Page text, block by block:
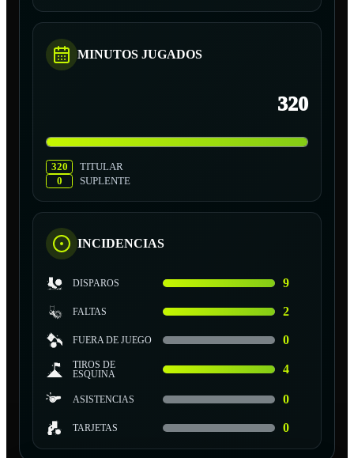
MINUTOS JUGADOS
320
320
TITULAR
0
SUPLENTE
INCIDENCIAS
DISPAROS 9
FALTAS 2
FUERA DE JUEGO 0
TIROS DE
ESQUINA
4
ASISTENCIAS 0
TARJETAS 0